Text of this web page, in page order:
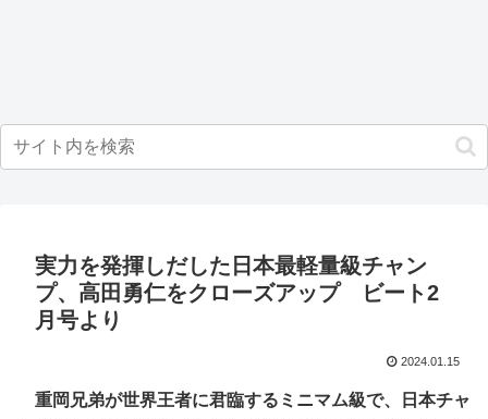
実力を発揮しだした日本最軽量級チャン
プ、高田勇仁をクローズアップ ビート2
月号より
2024.01.15
重岡兄弟が世界王者に君臨するミニマム級で、日本チャ